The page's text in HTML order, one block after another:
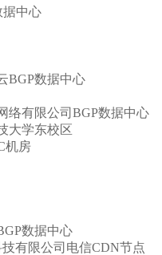
据中心
BGP数据中心
络有限公司BGP数据中心
大学东校区
机房
数据中心
技有限公司电信CDN节点